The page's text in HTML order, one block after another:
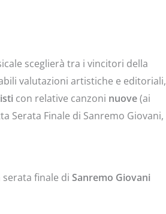
sceglierà tra i vincitori della
valutazioni artistiche e editoriali,
con relative canzoni nuove(ai
Serata Finale di Sanremo Giovani,
finale di Sanremo Giovani